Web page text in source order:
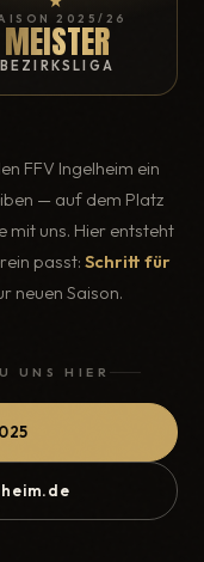
2025/26
MEISTER
BEZIRKSLIGA
FFV Ingelheim ein
— auf dem Platz
mit uns. Hier entsteht
passt: Schritt für
neuen Saison.
UNS HIER